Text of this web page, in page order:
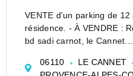
VENTE d'un parking de
résidence. - À VENDRE :
bd sadi carnot, le Cannet.
le département des Alpes-
06110 LE CANNET